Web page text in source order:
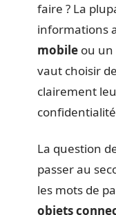
faire ? La
informations
mobile ou un
vaut choisir
clairement
La question
passer au
les mots de
objets